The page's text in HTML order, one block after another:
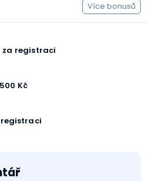
Více bonusů
za registraci
Kč
registraci